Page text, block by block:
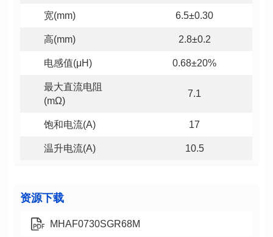
宽(mm) 6.5±0.30
高(mm) 2.8±0.2
电感值(μH) 0.68±20%
(mΩ)
7.1
饱和电流(A) 17
温升电流(A) 10.5
资源下载
MHAF0730SGR68M